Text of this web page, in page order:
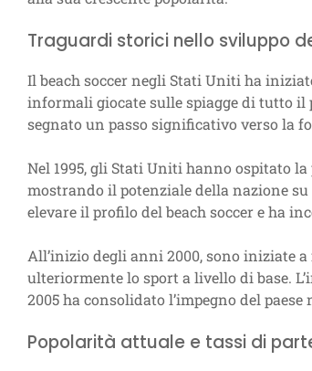
Traguardi storici nello sviluppo
Il beach soccer negli Stati Uniti ha
informali giocate sulle spiagge di tutto il
segnato un passo significativo verso la
Nel 1995, gli Stati Uniti hanno ospitato
mostrando il potenziale della nazione
elevare il profilo del beach soccer e ha
All’inizio degli anni 2000, sono iniziate
ulteriormente lo sport a livello di base.
2005 ha consolidato l’impegno del
Popolarità attuale e tassi di